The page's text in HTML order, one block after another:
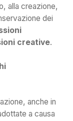
alla creazione,
dei
creative.
anche in
a causa